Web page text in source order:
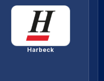
Harbeck